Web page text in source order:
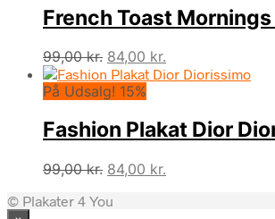
99,00 kr..84,00 kr..
French Toast
99,00kr. Den
oprindelige
pris
99,00 kr..
84,00 kr.
aktuelle
84,00 kr..
På Udsalg! 15%
Fashion Plakat Dior
99,00kr. Den
pris
84,00 kr.
© Plakater 4 You